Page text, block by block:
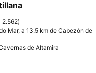
aos favoritos
2.562
Mar, a 13.5 km de Cabezón de
de Altamira